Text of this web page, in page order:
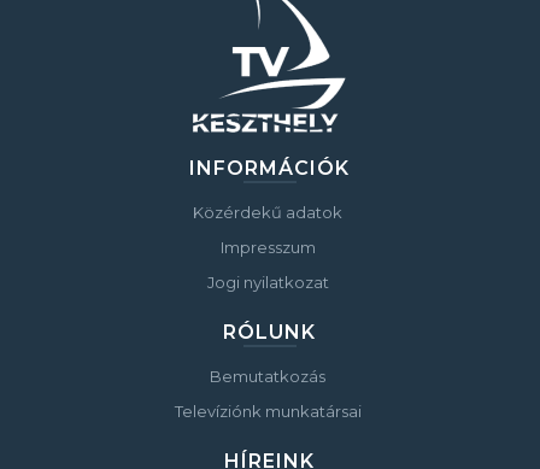
INFORMÁCIÓK
Közérdekű adatok
Impresszum
Jogi nyilatkozat
RÓLUNK
Bemutatkozás
Televíziónk munkatársai
HÍREINK